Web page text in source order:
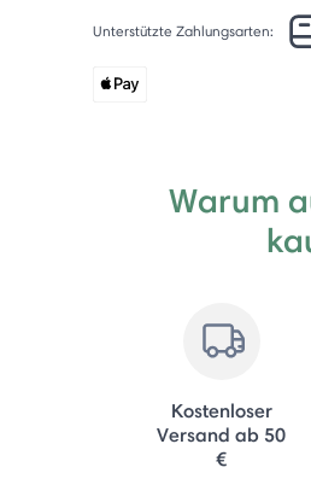
Unterstützte Zahlungsarten:
Warum
Kostenloser
Versand ab 50
€